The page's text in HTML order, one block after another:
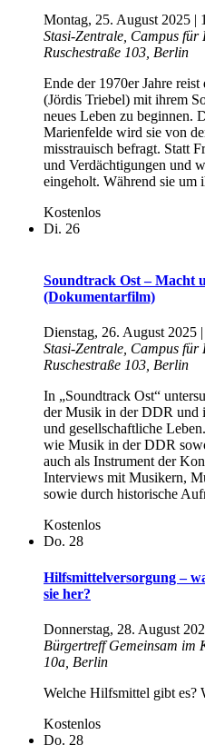
Montag, 25. August 2025 |
Stasi-Zentrale, Campus
Ruschestraße 103, Berlin
Ende der 1970er Jahre
(Jördis Triebel) mit ihrem
neues Leben zu beginnen.
Marienfelde wird sie von
misstrauisch befragt. Statt
und Verdächtigungen und
eingeholt. Während sie um
Kostenlos
Di. 26
Soundtrack Ost – Macht
(Dokumentarfilm)
Dienstag, 26. August 2025
Stasi-Zentrale, Campus
Ruschestraße 103, Berlin
In „Soundtrack Ost“
der Musik in der DDR und
und gesellschaftliche
wie Musik in der DDR
auch als Instrument der
Interviews mit Musikern,
sowie durch historische
Kostenlos
Do. 28
Hilfsmittelversorgung –
sie her?
Donnerstag, 28. August
Bürgertreff Gemeinsam im
10a, Berlin
Welche Hilfsmittel gibt es?
Kostenlos
Do. 28